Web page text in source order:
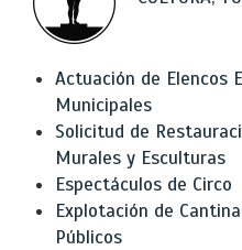
Actuación de Elencos
Municipales
Solicitud de
Murales y Esculturas
Espectáculos de Circo
Explotación de
Públicos